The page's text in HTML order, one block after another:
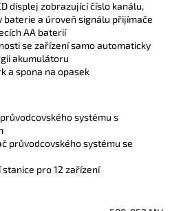
displej zobrazující číslo kanálu,
baterie a úroveň signálu přijímače
AA baterií
se zařízení samo automaticky
akumulátoru
a spona na opasek
systému s
průvodcovského systému se
stanice pro 12 zařízení